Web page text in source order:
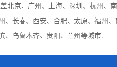
北京、广州、上海、深圳、杭州、
、长春、西安、合肥、太原、福州
、乌鲁木齐、贵阳、兰州等城市.